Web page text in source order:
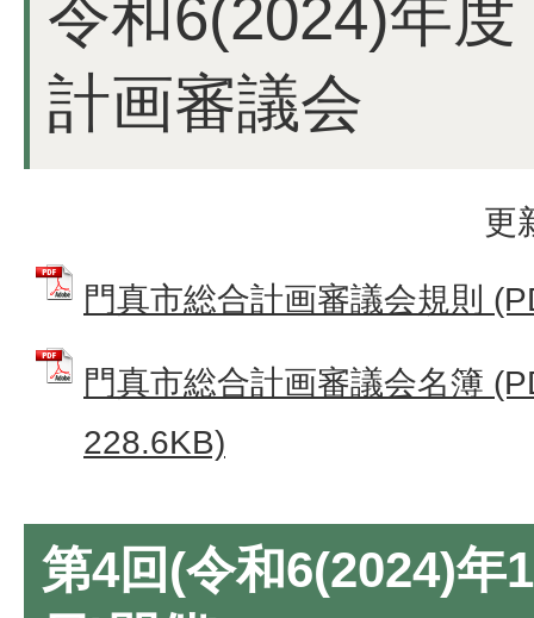
令和6(2024)年
計画審議会
更
門真市総合計画審議会規則
門真市総合計画審議会名簿
228.6KB)
第4回(令和6(2024)年